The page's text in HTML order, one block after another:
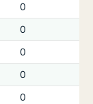
0
0
0
0
0